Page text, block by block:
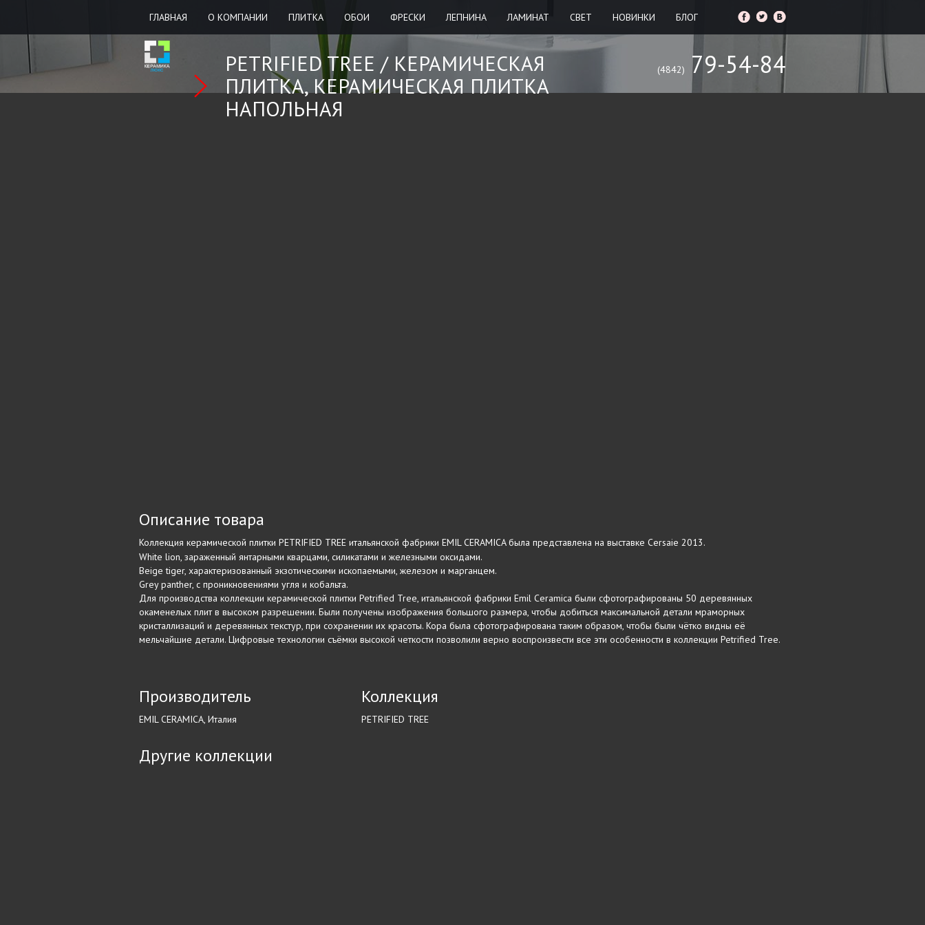
ГЛАВНАЯ О КОМПАНИИ ПЛИТКА ОБОИ ФРЕСКИ ЛЕПНИНА ЛАМИНАТ СВЕТ НОВИНКИ БЛОГ
PETRIFIED TREE / КЕРАМИЧЕСКАЯ
ПЛИТКА,КЕРАМИЧЕСКАЯ ПЛИТКА
НАПОЛЬНАЯ
(4842) 79-54-84
Описание товара
Коллекция керамической плитки PETRIFIED TREE итальянской фабрики EMIL CERAMICA была представлена на выставке Cersaie 2013.
White lion, зараженный янтарными кварцами, силикатами и железными оксидами.
Beige tiger, характеризованный экзотическими ископаемыми, железом и марганцем.
Grey panther, с проникновениями угля и кобальта.
Для производства коллекции керамической плитки Petrified Tree, итальянской фабрики Emil Ceramica были сфотографированы 50 деревянных
окаменелых плит в высоком разрешении. Были получены изображения большого размера, чтобы добиться максимальной детали мраморных
кристаллизаций и деревянных текстур, при сохранении их красоты. Кора была сфотографирована таким образом, чтобы были чётко видны её
мельчайшие детали. Цифровые технологии съёмки высокой четкости позволили верно воспроизвести все эти особенности в коллекции Petrified Tree.
Производитель
EMIL CERAMICA, Италия
Коллекция
PETRIFIED TREE
Другие коллекции